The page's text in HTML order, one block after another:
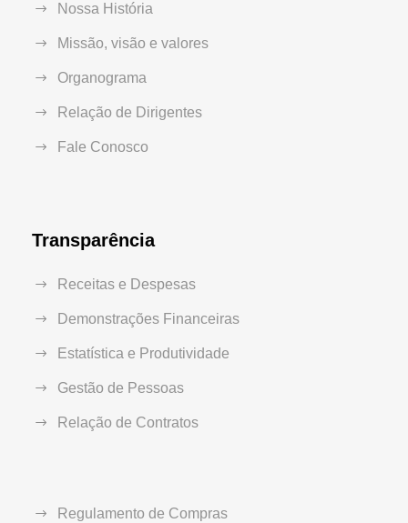
Nossa História
Missão, visão e valores
Organograma
Relação de Dirigentes
Fale Conosco
Transparência
Receitas e Despesas
Demonstrações Financeiras
Estatística e Produtividade
Gestão de Pessoas
Relação de Contratos
Regulamento de Compras